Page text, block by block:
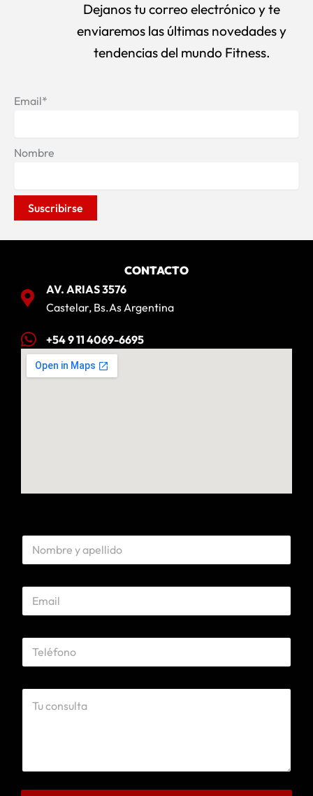
Dejanos tu correo electrónico y te
enviaremos las últimas novedades y
tendencias del mundo Fitness.
Email*
Nombre
CONTACTO
AV. ARIAS 3576
Castelar, Bs.As Argentina
+54 9 11 4069-6695